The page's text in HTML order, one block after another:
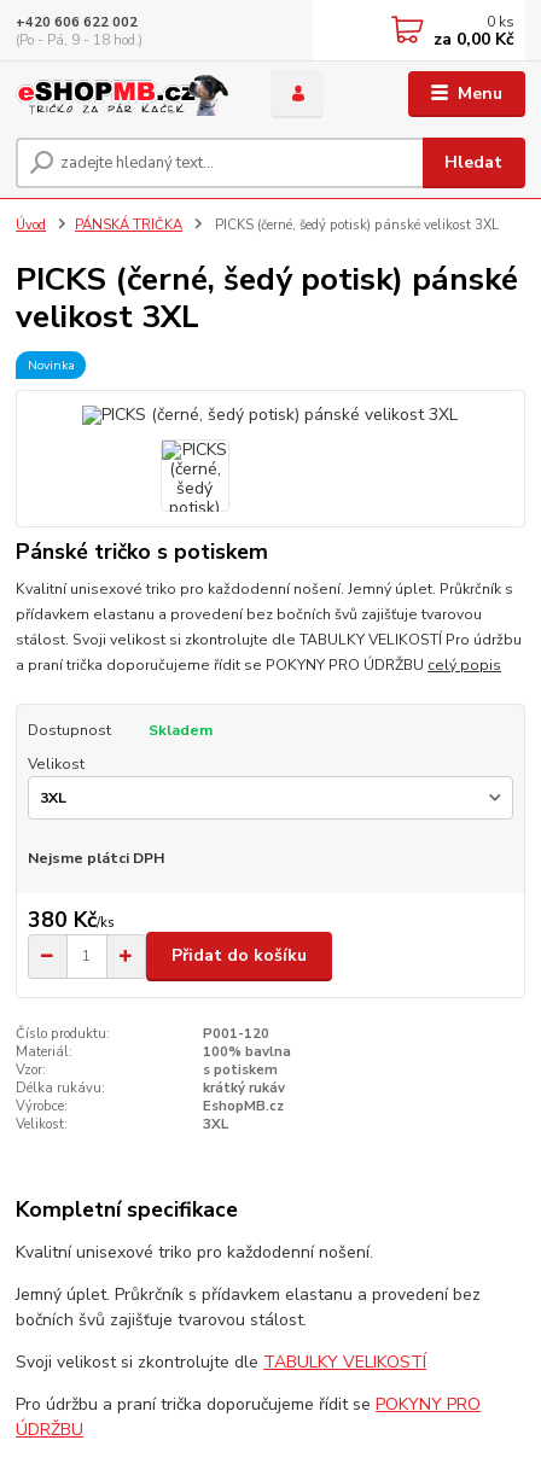
Menu
Hledat
+420 606 622 002
(Po - Pá, 9 - 18 hod.)
0 ks
za 0,00 Kč
Úvod PÁNSKÁ TRIČKA PICKS (černé, šedý potisk) pánské velikost 3XL
PICKS (černé, šedý potisk) pánské
velikost 3XL
Novinka
Pánské tričko s potiskem
Kvalitní unisexové triko pro každodenní nošení. Jemný úplet. Průkrčník s
přídavkem elastanu a provedení bez bočních švů zajišťuje tvarovou
stálost. Svoji velikost si zkontrolujte dle TABULKY VELIKOSTÍ Pro údržbu
a praní trička doporučujeme řídit se POKYNY PRO ÚDRŽBU celý popis
Dostupnost
Skladem
Velikost
Nejsme plátci DPH
380 Kč/ks
Přidat do košíku
Číslo produktu:
P001-120
Materiál:
100% bavlna
Vzor:
s potiskem
Délka rukávu:
krátký rukáv
Výrobce:
EshopMB.cz
Velikost:
3XL
Kompletní specifikace
Kvalitní unisexové triko pro každodenní nošení.
Jemný úplet. Průkrčník s přídavkem elastanu a provedení bez
bočních švů zajišťuje tvarovou stálost.
Svoji velikost si zkontrolujte dle TABULKY VELIKOSTÍ
Pro údržbu a praní trička doporučujeme řídit sePOKYNY PRO
ÚDRŽBU